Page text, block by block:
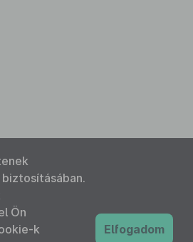
Ön
k
Elfogadom